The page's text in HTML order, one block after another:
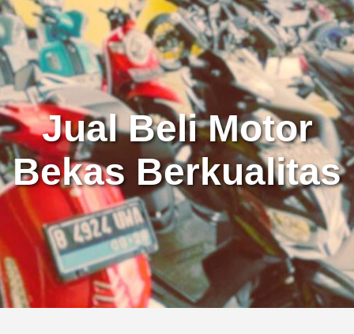
Jual Beli Motor
Bekas Berkualitas